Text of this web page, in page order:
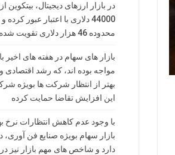
در بازار ارزهای دیجیتال،
44000 دلاری با اعتبار عبور
محدوده 46 هزار دلاری تقویت شده است
بازار های سهام در هفته های اخیر
مواجه بوده اند، که رشد
بهتر از انتظار شرکت ها بویژه
این افزایش تقاضا حمایت کرده
با وجود عدم کاهش انتظارات نرخ
بازار سهام بویژه صنایع فن آوری،
دارد و شاخص های مهم بازار نیز